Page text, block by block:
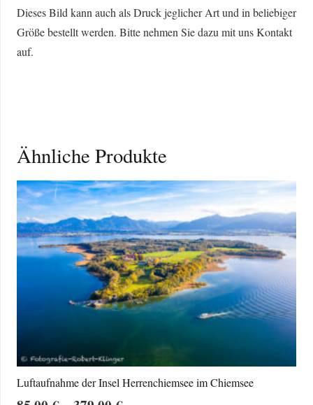
dem
Iran
Menge
Dieses Bild kann auch als Druck jeglicher Art und in beliebiger
Größe bestellt werden. Bitte nehmen Sie dazu mit uns Kontakt
auf.
Ähnliche Produkte
Luftaufnahme der Insel Herrenchiemsee im Chiemsee